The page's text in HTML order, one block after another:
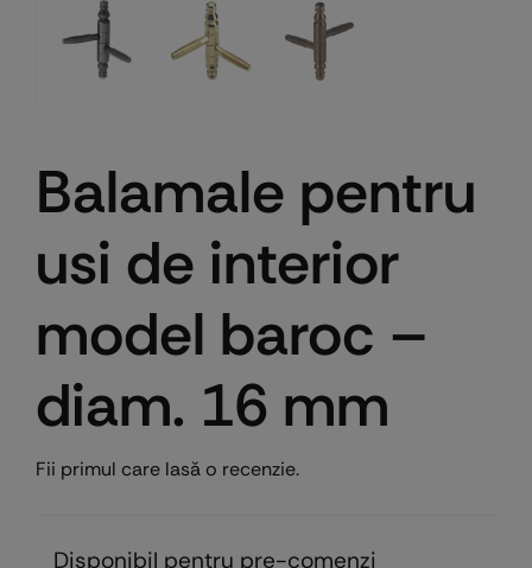
Balamale pentru
usi de interior
model baroc –
diam. 16 mm
Fii primul care lasă o recenzie.
Disponibil pentru pre-comenzi